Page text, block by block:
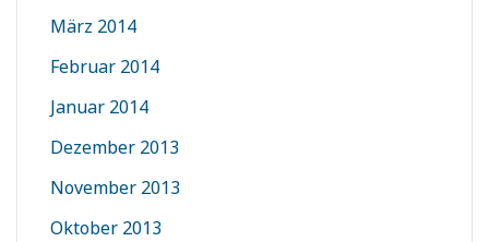
März 2014
Februar 2014
Januar 2014
Dezember 2013
November 2013
Oktober 2013